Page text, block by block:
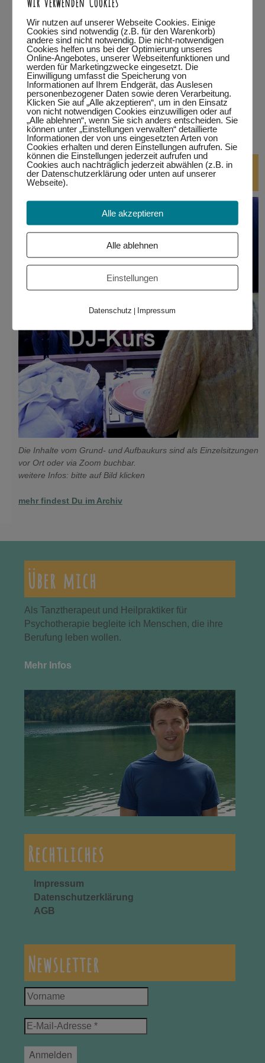
…in Kempten
…in Marktoberdorf
…in Wertach
alle Termine
bitte auf den jeweiligen Link klicken.Eine Teilnahme ist nur
mit Anmeldung möglich!
DJ-Kurse
Die Inhalte vom Grund- und Aufbaukurs sind als Einzelsitzungen
vor Ort oder via Zoom buchbar.
weitere Infos: bitte auf Bild klicken
mehr findest Du im Archiv
Über mich
Als Tanztherapeut und Heilpraktiker für
Psychotherapie begleite ich Menschen, die ihre
Berufung leben wollen.
Mehr Infos
Rechtliches
Impressum
Datenschutzerklärung
AGB
Newsletter
Vorname
E-
Mail-
Adresse
Wir nutzen auf unserer Webseite Cookies. Einige
Cookies sind notwendig (z.B. für den Warenkorb)
andere sind nicht notwendig. Die nicht-notwendigen
Cookies helfen uns bei der Optimierung unseres
Online-Angebotes, unserer Webseitenfunktionen und
werden für Marketingzwecke eingesetzt. Die
Einwilligung umfasst die Speicherung von
Informationen auf Ihrem Endgerät, das Auslesen
personenbezogener Daten sowie deren Verarbeitung.
Klicken Sie auf „Alle akzeptieren“, um in den Einsatz
von nicht notwendigen Cookies einzuwilligen oder auf
„Alle ablehnen“, wenn Sie sich anders entscheiden. Sie
können unter „Einstellungen verwalten“ detaillierte
Informationen der von uns eingesetzten Arten von
Cookies erhalten und deren Einstellungen aufrufen. Sie
können die Einstellungen jederzeit aufrufen und
Cookies auch nachträglich jederzeit abwählen (z.B. in
der Datenschutzerklärung oder unten auf unserer
Webseite).
Alle akzeptieren
Alle ablehnen
Einstellungen
Datenschutz | Impressum